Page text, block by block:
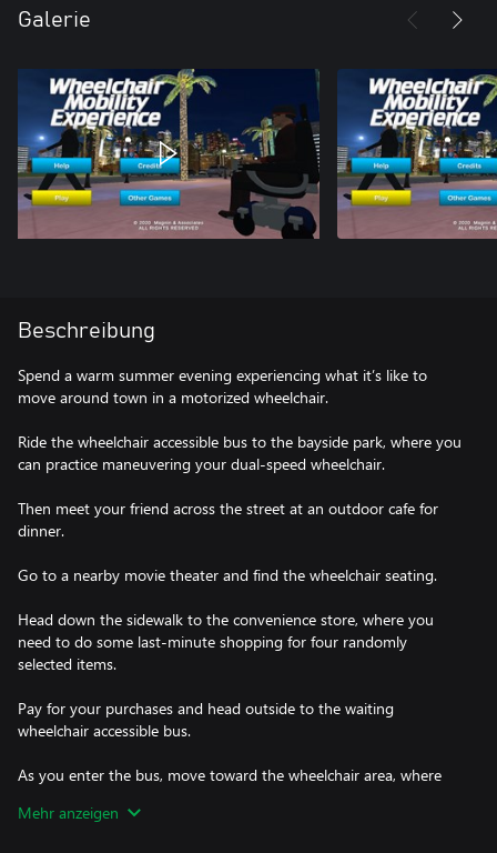
Galerie
Beschreibung
Spend a warm summer evening experiencing what it’s like to
move around town in a motorized wheelchair.
Ride the wheelchair accessible bus to the bayside park, where you
can practice maneuvering your dual-speed wheelchair.
Then meet your friend across the street at an outdoor cafe for
dinner.
Go to a nearby movie theater and find the wheelchair seating.
Head down the sidewalk to the convenience store, where you
need to do some last-minute shopping for four randomly
selected items.
Pay for your purchases and head outside to the waiting
wheelchair accessible bus.
As you enter the bus, move toward the wheelchair area, where
Mehr anzeigen